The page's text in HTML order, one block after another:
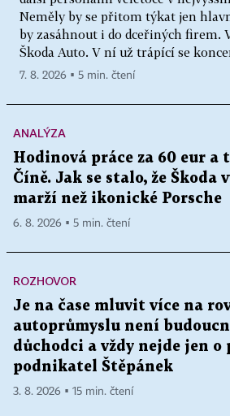
Neměly by se přitom týkat jen
by zasáhnout i do dceřiných firem.
Škoda Auto. V ní už trápící se
7. 8. 2026 ▪ 5 min. čtení
ANALÝZA
Hodinová práce za 60 eur a
Číně. Jak se stalo, že Škoda
marží než ikonické Porsche
6. 8. 2026 ▪ 5 min. čtení
ROZHOVOR
Je na čase mluvit více na
autoprůmyslu není
důchodci a vždy nejde jen o
podnikatel Štěpánek
3. 8. 2026 ▪ 15 min. čtení